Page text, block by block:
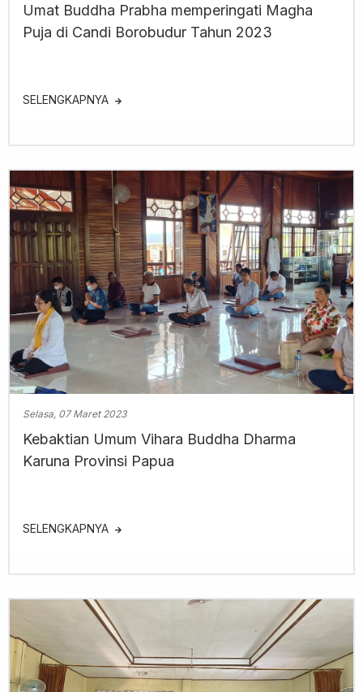
Umat Buddha Prabha memperingati Magha
Puja di Candi Borobudur Tahun 2023
SELENGKAPNYA
Selasa, 07 Maret 2023
Kebaktian Umum Vihara Buddha Dharma
Karuna Provinsi Papua
SELENGKAPNYA